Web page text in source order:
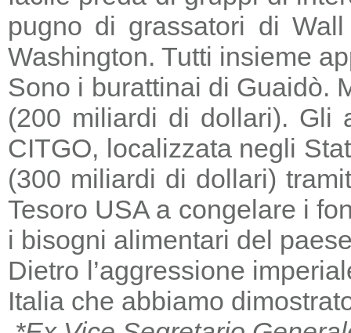
pugno di grassatori di
Washington. Tutti insieme
Sono i burattinai di Guaidò.
(200 miliardi di dollari). Gli
CITGO, localizzata negli
(300 miliardi di dollari)
Tesoro USA a congelare i
i bisogni alimentari del
Dietro l’aggressione
Italia che abbiamo